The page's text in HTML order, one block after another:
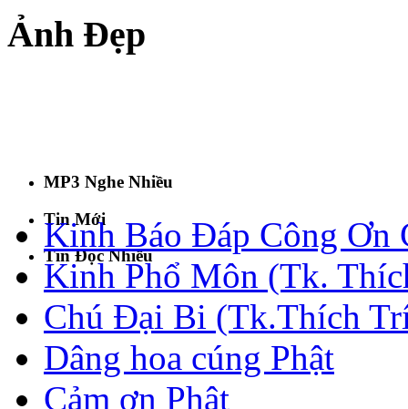
Ảnh Đẹp
MP3 Nghe Nhiều
Tin Mới
Tin Đọc Nhiều
Kinh Báo Đáp Công Ơn
Kinh Phổ Môn (Tk.
Chú Đại Bi (Tk.Thích
Dâng hoa cúng Phật
Cảm ơn Phật